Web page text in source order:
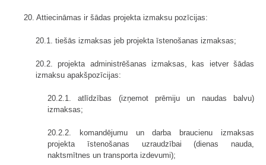
20. Attiecināmas ir šādas projekta izmaksu pozīcijas:
20.1. tiešās izmaksas jeb projekta īstenošanas izmaksas;
20.2. projekta administrēšanas izmaksas, kas ietver šādas
izmaksu apakšpozīcijas:
20.2.1. atlīdzības (izņemot prēmiju un naudas balvu)
izmaksas;
20.2.2. komandējumu un darba braucienu izmaksas
projekta īstenošanas uzraudzībai (dienas nauda,
naktsmītnes un transporta izdevumi);